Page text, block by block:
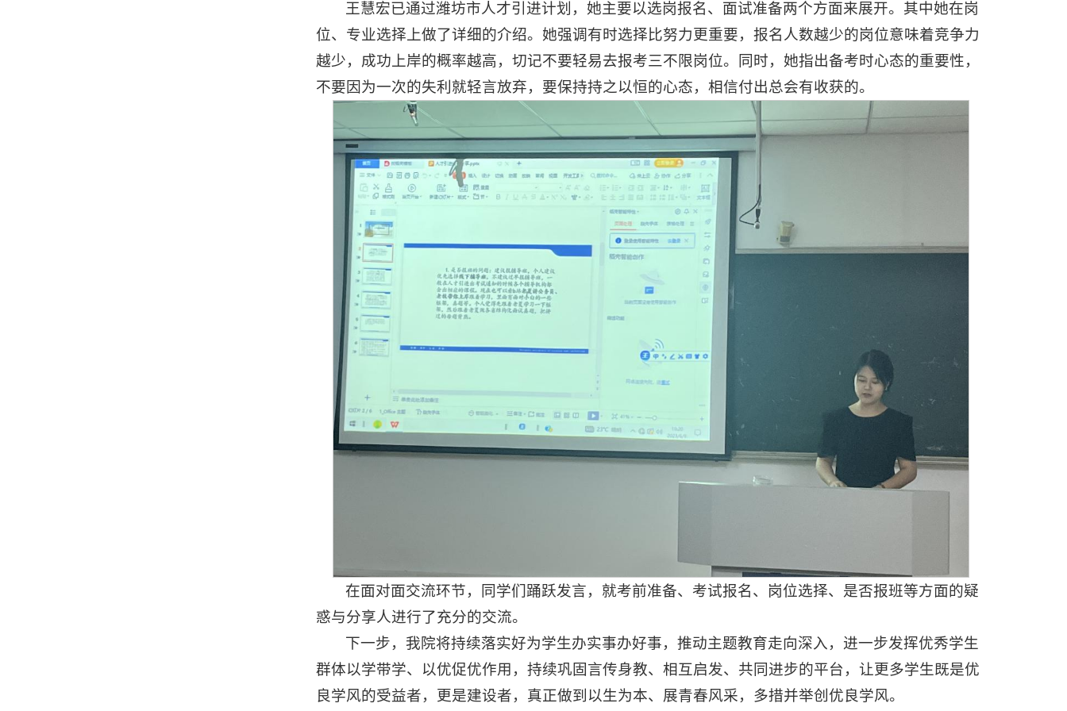
王慧宏已通过潍坊市人才引进计划，她主要以选岗报名、面试准备两个方面来展开。其中她在岗
位、专业选择上做了详细的介绍。她强调有时选择比努力更重要，报名人数越少的岗位意味着竞争力
越少，成功上岸的概率越高，切记不要轻易去报考三不限岗位。同时，她指出备考时心态的重要性，
不要因为一次的失利就轻言放弃，要保持持之以恒的心态，相信付出总会有收获的。
在面对面交流环节，同学们踊跃发言，就考前准备、考试报名、岗位选择、是否报班等方面的疑
惑与分享人进行了充分的交流。
下一步，我院将持续落实好为学生办实事办好事，推动主题教育走向深入，进一步发挥优秀学生
群体以学带学、以优促优作用，持续巩固言传身教、相互启发、共同进步的平台，让更多学生既是优
良学风的受益者，更是建设者，真正做到以生为本、展青春风采，多措并举创优良学风。